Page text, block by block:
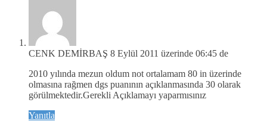
CENK DEMİRBAŞ 8 Eylül 2011 üzerinde 06:45 de
2010 yılında mezun oldum not ortalamam 80 in üzerinde
olmasına rağmen dgs puanının açıklanmasında 30 olarak
görülmektedir.Gerekli Açıklamayı yaparmısınız
Yanıtla